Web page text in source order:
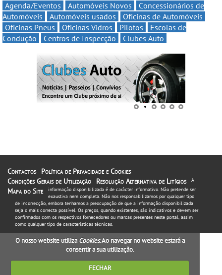
Agenda/Eventos Automóveis Novos
Concessionários de
Automóveis
Automóveis usados
Oficinas de Automóveis
Oficinas Pneus
Oficinas Vidros Pilotos
Escolas de
Condução
Centros de Inspecção Clubes Auto
Contactos
Política de Privacidade e Cookies
Condições Gerais de Utilização
Resolução Alternativa de Litígios
Mapa do Site
A
informação disponibilizada é de carácter informativo. Não pretende ser
exaustiva nem completa. Não nos responsabilizamos por qualquer tipo
de incorrecção, embora tenhamos a preocupação de que a informação disponibilizada
seja o mais correcta possível. Os preços, quando existentes, são indicativos e devem ser
confirmados com os respectivos fornecedores ou marcas presentes neste portal, assim
como qualquer tipo de características técnicas.
O nosso website utiliza Cookies. Ao navegar no website estará a
consentir a sua utilização.
FECHAR